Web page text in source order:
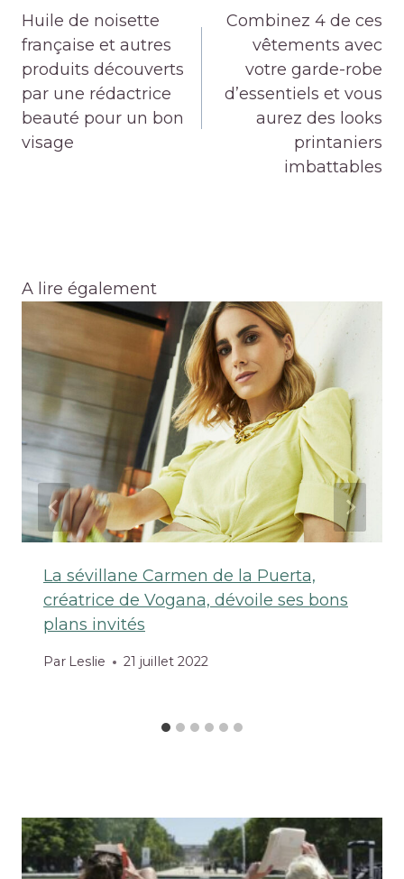
de
l’article
Huile de noisette
française et autres
produits découverts
par une rédactrice
beauté pour un bon
visage
Combinez 4 de ces
vêtements avec
votre garde-robe
d’essentiels et vous
aurez des looks
printaniers
imbattables
A lire également
La sévillane Carmen de la Puerta,
créatrice de Vogana, dévoile ses bons
plans invités
Par Leslie 21 juillet 2022